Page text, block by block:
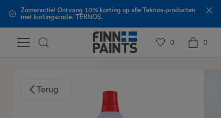
Zomeractie! Ontvang 10% korting op alle Teknos-producten
met kortingscode: TEKNOS.
0 0
Terug